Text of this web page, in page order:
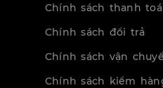
Chính sách thanh
Chính sách đổi trả
Chính sách vận
Chính sách kiểm